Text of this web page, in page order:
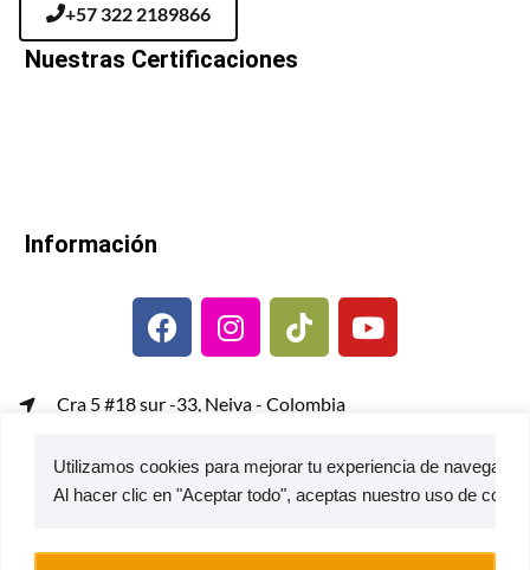
Utilizamos cookies para mejorar tu experiencia de
+57 322 2189866
Nuestras Certificaciones
Información
Cra 5 #18 sur -33, Neiva - Colombia
Atención al usuario | PQRS